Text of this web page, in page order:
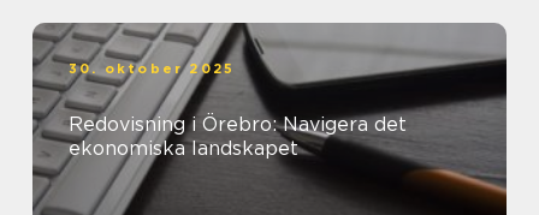
30. oktober 2025
Redovisning i Örebro: Navigera det
ekonomiska landskapet